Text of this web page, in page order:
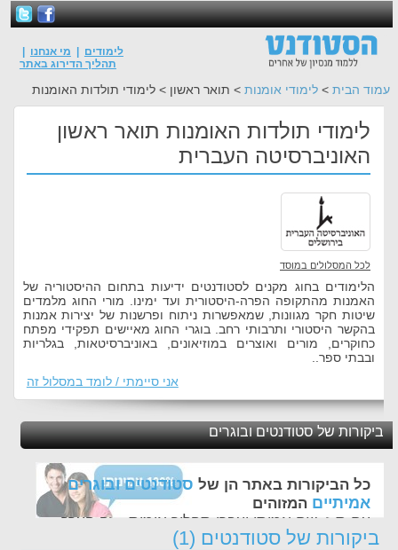
לימודים מי אנחנו
תהליך הדירוג באתר
עמוד הבית > לימודי אומנות > תואר ראשון > לימודי תולדות האומנות
לימודי תולדות האומנות תואר ראשון
האוניברסיטה העברית
לכל המסלולים במוסד
הלימודים בחוג מקנים לסטודנטים ידיעות בתחום ההיסטוריה של
האמנות מהתקופה הפרה-היסטורית ועד ימינו. מורי החוג מלמדים
שיטות חקר מגוונות, שמאפשרות ניתוח ופרשנות של יצירות אמנות
בהקשר היסטורי ותרבותי רחב. בוגרי החוג מאיישים תפקידי מפתח
כחוקרים, מורים ואוצרים במוזיאונים, באוניברסיטאות, בגלריות
ובבתי ספר..
אני סיימתי / לומד במסלול זה
ביקורות של סטודנטים ובוגרים
כל הביקורות באתר הן של סטודנטים ובוגרים
אמיתיים המזוהים
עם ת.ז, שם אמיתי ועברו תהליך אימות - זה הערך
החשוב לנו ביותר באתר
ביקורות של סטודנטים (1)